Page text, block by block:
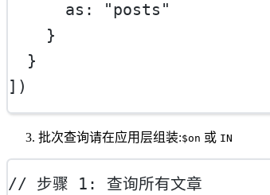
      as:
"posts"
    }
  }
])
批次查询请在应用层组装:$on 或 IN
// 步骤 1: 查询所有文章